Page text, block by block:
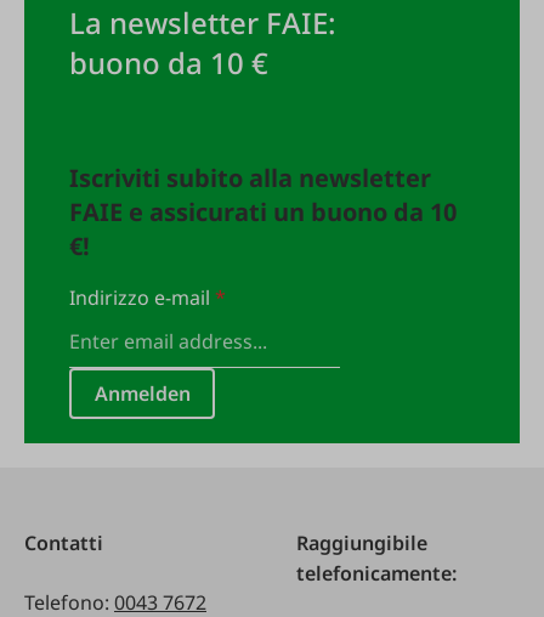
La newsletter FAIE:
buono da 10 €
Iscriviti subito alla newsletter
FAIE e assicurati un buono da 10
€!
Indirizzo e-mail*
Anmelden
Contatti
Telefono: 0043 7672
Raggiungibile
telefonicamente: